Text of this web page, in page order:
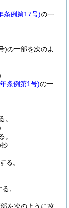
条例第17号)の一
)の一部を次のよ
条例第1号)の一
。
。
抄
る。
。
を次のように改